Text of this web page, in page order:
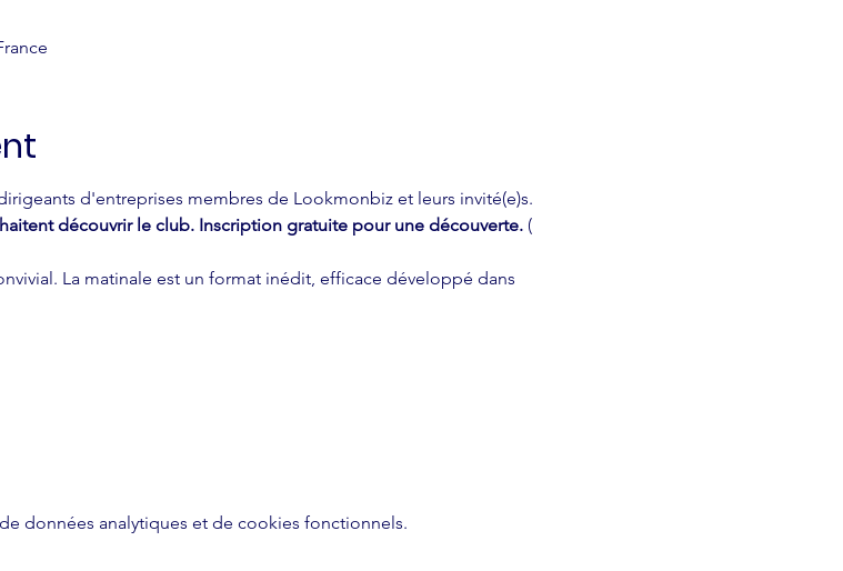
d'entreprises membres de Lookmonbiz et leurs invité(e)s.
découvrir le club. Inscription gratuite pour une découverte. (
La matinale est un format inédit, efficace développé dans
données analytiques et de cookies fonctionnels.